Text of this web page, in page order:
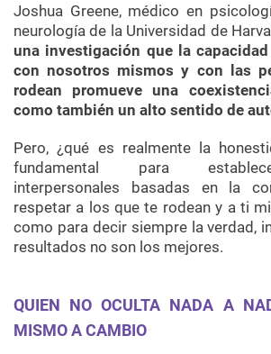
Joshua Greene, médico en
neurología de la Universidad de
una investigación que la
con nosotros mismos y con las
rodean promueve una
como también un alto sentido de
Pero, ¿qué es realmente la
fundamental para
interpersonales basadas en la
respetar a los que te rodean y a ti
como para decir siempre la verdad,
resultados no son los mejores.
QUIEN NO OCULTA NADA A
MISMO A CAMBIO